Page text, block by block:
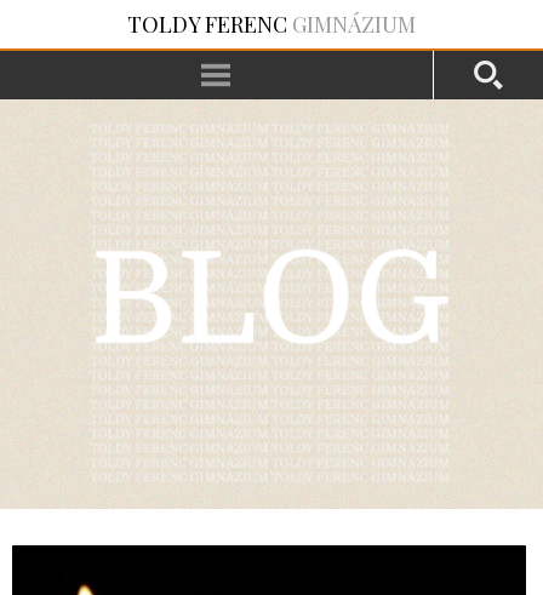
TOLDY FERENC GIMNÁZIUM